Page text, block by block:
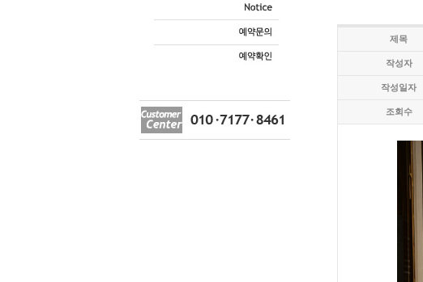
제목
작성자
작성일자
조회수